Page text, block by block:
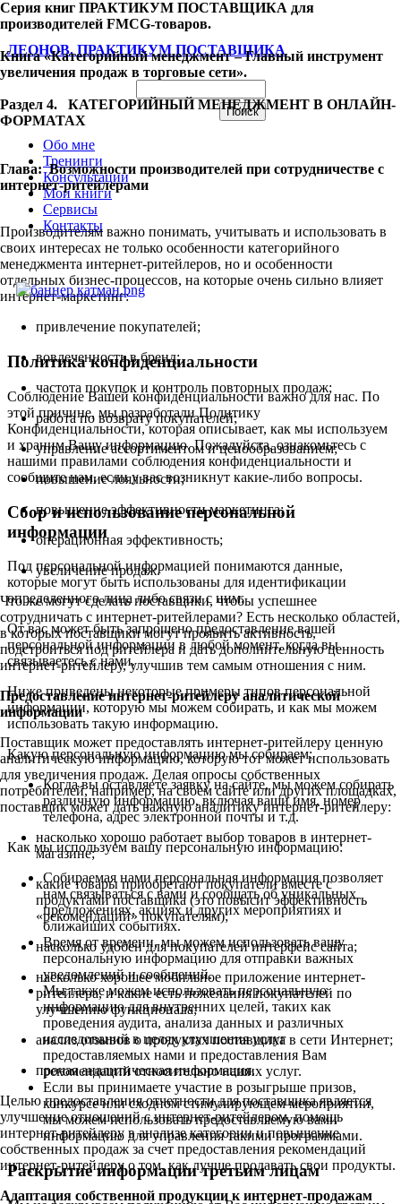
ЛЕОНОВ. ПРАКТИКУМ ПОСТАВЩИКА
Обо мне
Тренинги
Консультации
Мои книги
Сервисы
Контакты
Серия книг ПРАКТИКУМ ПОСТАВЩИКА для
производителей FMCG-товаров.
Книга «Категорийный менеджмент – Главный инструмент
увеличения продаж в торговые сети».
Раздел 4. КАТЕГОРИЙНЫЙ МЕНЕДЖМЕНТ В ОНЛАЙН-
ФОРМАТАХ
Глава: Возможности производителей при сотрудничестве с
интернет-ритейлерами
Производителям важно понимать, учитывать и использовать в
своих интересах не только особенности категорийного
менеджмента интернет-ритейлеров, но и особенности
отдельных бизнес-процессов, на которые очень сильно влияет
интернет-маркетинг:
привлечение покупателей;
вовлеченность в бренд;
частота покупок и контроль повторных продаж;
работа по возврату покупателей;
управление ассортиментом и ценообразованием;
повышение лояльности;
повышение эффективности маркетинга;
операционная эффективность;
увеличение продаж.
Что же могут сделать поставщики, чтобы успешнее
сотрудничать с интернет-ритейлерами? Есть несколько областей,
в которых поставщики могут проявить активность,
подстроиться под ритейлера и дать дополнительную ценность
интернет-ритейлеру, улучшив тем самым отношения с ним.
Предоставление интернет-ритейлеру аналитической
информации
Поставщик может предоставлять интернет-ритейлеру ценную
аналитическую информацию, которую тот может использовать
для увеличения продаж. Делая опросы собственных
потребителей, например, на своем сайте или других площадках,
поставщик может дать важную аналитику интернет-ритейлеру:
насколько хорошо работает выбор товаров в интернет-
магазине;
какие товары приобретают покупатели вместе с
продуктами поставщика (это повысит эффективность
«рекомендаций» покупателям);
насколько удобен для покупателей интерфейс сайта;
насколько хорошее мобильное приложение интернет-
ритейлера, и какие есть пожелания покупателей по
улучшению функционала;
анализ отзывов о продуктах поставщика в сети Интернет;
прочая аналитическая информация.
Целью предоставления отчетности для поставщика является
улучшение отношений с интернет-ритейлером, помощь
интернет-ритейлеру в анализе категории и повышение
собственных продаж за счет предоставления рекомендаций
интернет-ритейлеру о том, как лучше продавать свои продукты.
Адаптация собственной продукции к интернет-продажам
Политика конфиденциальности
Соблюдение Вашей конфиденциальности важно для нас. По
этой причине, мы разработали Политику
Конфиденциальности, которая описывает, как мы используем
и храним Вашу информацию. Пожалуйста, ознакомьтесь с
нашими правилами соблюдения конфиденциальности и
сообщите нам, если у вас возникнут какие-либо вопросы.
Сбор и использование персональной
информации
Под персональной информацией понимаются данные,
которые могут быть использованы для идентификации
определенного лица либо связи с ним.
От вас может быть запрошено предоставление вашей
персональной информации в любой момент, когда вы
связываетесь с нами.
Ниже приведены некоторые примеры типов персональной
информации, которую мы можем собирать, и как мы можем
использовать такую информацию.
Какую персональную информацию мы собираем:
Когда вы оставляете заявку на сайте, мы можем собирать
различную информацию, включая ваши имя, номер
телефона, адрес электронной почты и т.д.
Как мы используем вашу персональную информацию:
Собираемая нами персональная информация позволяет
нам связываться с вами и сообщать об уникальных
предложениях, акциях и других мероприятиях и
ближайших событиях.
Время от времени, мы можем использовать вашу
персональную информацию для отправки важных
уведомлений и сообщений.
Мы также можем использовать персональную
информацию для внутренних целей, таких как
проведения аудита, анализа данных и различных
исследований в целях улучшения услуг
предоставляемых нами и предоставления Вам
рекомендаций относительно наших услуг.
Если вы принимаете участие в розыгрыше призов,
конкурсе или сходном стимулирующем мероприятии,
мы можем использовать предоставляемую вами
информацию для управления такими программами.
Раскрытие информации третьим лицам